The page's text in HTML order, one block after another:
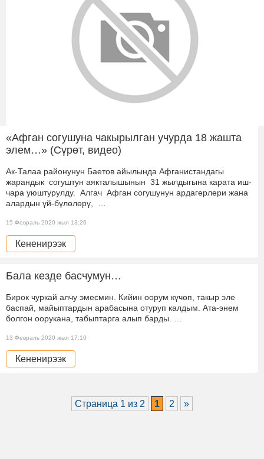
«Афган согушуна чакырылган учурда 18 жашта
элем…» (Сүрөт, видео)
Ак-Талаа районунун Баетов айылында Афганистандагы
жарандык согуштун аякталышынын 31 жылдыгына карата иш-
чара уюштурулду. Алгач Афган согушунун ардагерлери жана
алардын үй-бүлөлөрү, …
15 Февраль 2020 жыл 13:26
Кененирээк
Бала кезде басчумун…
Бирок чуркай алчу эмесмин. Кийин оорум күчөп, такыр эле
баспай, майыптардын арабасына отуруп калдым. Ата-энем
болгон оорукана, табыптарга алып барды. …
13 Февраль 2020 жыл 17:10
Кененирээк
Страница 1 из 2 1 2 »